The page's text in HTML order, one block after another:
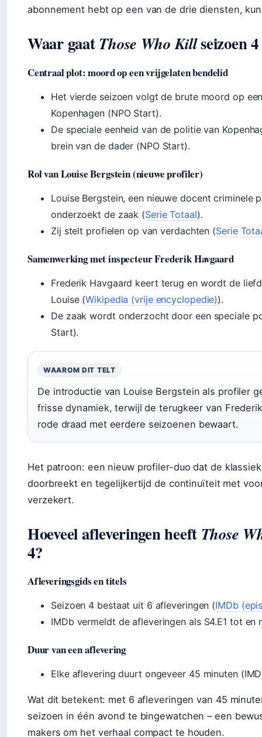
abonnement hebt op een van de drie diensten,
Waar gaatThose Who Killseizoen
Centraal plot: moord op een vrijgelaten bendelid
Het vierde seizoen volgt de brute moord op
Kopenhagen (NPO Start).
De speciale eenheid van de politie van
brein van de dader (NPO Start).
Rol van Louise Bergstein (nieuwe profiler)
Louise Bergstein, een nieuwe docent criminele
onderzoekt de zaak (Serie Totaal).
Zij stelt profielen op van verdachten (Serie
Samenwerking met inspecteur Frederik Havgaard
Frederik Havgaard keert terug en wordt de
Louise (Wikipedia (vrije encyclopedie)).
De zaak wordt onderzocht door een speciale
Start).
WAAROM DIT TELT
De introductie van Louise Bergstein als profiler
frisse dynamiek, terwijl de terugkeer van
rode draad met eerdere seizoenen bewaart.
Het patroon: een nieuw profiler-duo dat de
doorbreekt en tegelijkertijd de continuïteit met
verzekert.
Hoeveel afleveringen heeft Those
4?
Afleveringsgids en titels
Seizoen 4 bestaat uit 6 afleveringen (IMDb
IMDb vermeldt de afleveringen als S4.E1 tot en
Duur van een aflevering
Elke aflevering duurt ongeveer 45 minuten
Wat dit betekent: met 6 afleveringen van 45
seizoen in één avond te bingewatchen – een
makers om het verhaal compact te houden.